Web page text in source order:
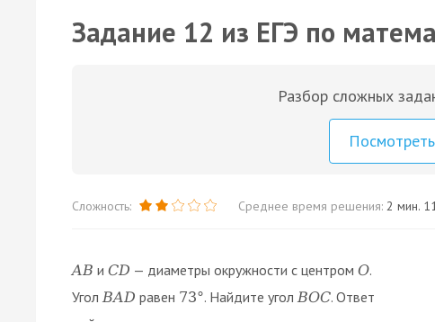
Задание 12 из ЕГЭ по
Разбор сложных
Посмотреть
Сложность: Среднее время решения: 2 мин.
AB и CD — диаметры окружности с центром O.
Угол BAD равен 73°. Найдите угол BOC. Ответ